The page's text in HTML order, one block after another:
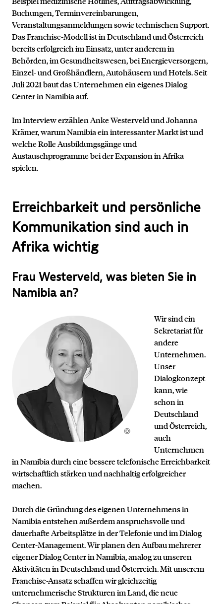
Buchungen, Terminvereinbarungen,
Veranstaltungsanmeldungen sowie technischen Support.
Das Franchise-Modell ist in Deutschland und Österreich
bereits erfolgreich im Einsatz, unter anderem in
Behörden, im Gesundheitswesen, bei Energieversorgern,
Einzel- und Großhändlern, Autohäusern und Hotels. Seit
Juli 2021 baut das Unternehmen ein eigenes Dialog
Center in Namibia auf.
Im Interview erzählen Anke Westerveld und Johanna
Krämer, warum Namibia ein interessanter Markt ist und
welche Rolle Ausbildungsgänge und
Austauschprogramme bei der Expansion in Afrika
spielen.
Erreichbarkeit und persönliche
Kommunikation sind auch in
Afrika wichtig
Frau Westerveld, was bieten Sie in
Namibia an?
Wir sind ein
Sekretariat für
andere
Unternehmen.
Unser
Dialogkonzept
kann, wie
schon in
Deutschland
und Österreich,
auch
Unternehmen
in Namibia durch eine bessere telefonische Erreichbarkeit
wirtschaftlich stärken und nachhaltig erfolgreicher
machen.
Durch die Gründung des eigenen Unternehmens in
Namibia entstehen außerdem anspruchsvolle und
dauerhafte Arbeitsplätze in der Telefonie und im Dialog
Center-Management. Wir planen den Aufbau mehrerer
eigener Dialog Center in Namibia, analog zu unseren
Aktivitäten in Deutschland und Österreich. Mit unserem
Franchise-Ansatz schaffen wir gleichzeitig
unternehmerische Strukturen im Land, die neue